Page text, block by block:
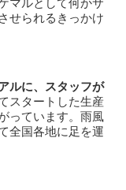
マルとして何かサ
せられるきっかけ
ルに、スタッフが
スタートした生産
っています。雨風
全国各地に足を運